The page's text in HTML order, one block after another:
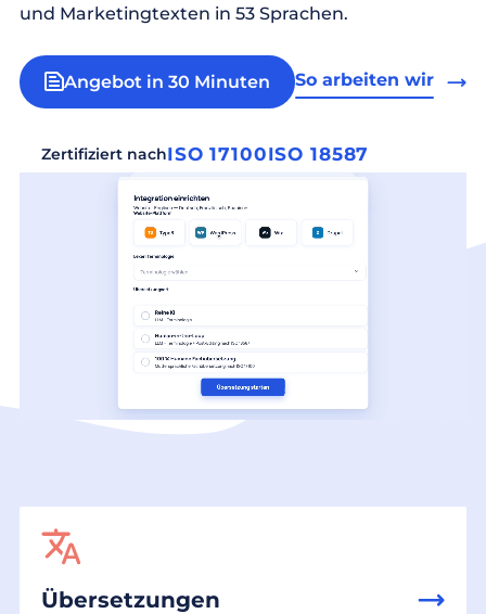
und Marketingtexten in 53 Sprachen.
Angebot in 30 Minuten So arbeiten wir
Zertifiziert nachISO 17100ISO 18587
Übersetzungen